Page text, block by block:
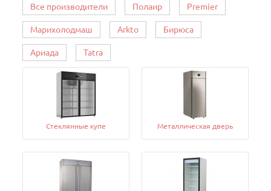
Все производители Полаир Premier
Марихолодмаш Arkto Бирюса
Ариада Tatra
Cтеклянные купе Металлическая дверь